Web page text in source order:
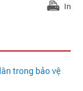
In
trong bảo vệ